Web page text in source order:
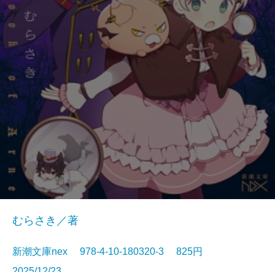
むらさき／著
新潮文庫nex 978-4-10-180320-3 825円